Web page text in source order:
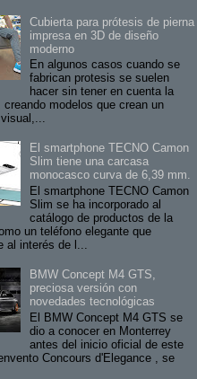
Cubierta para prótesis de pierna
impresa en 3D de diseño
moderno
En algunos casos cuando se
fabrican protesis se suelen
hacer sin tener en cuenta la
creando modelos que crean un
El smartphone TECNO Camon
Slim tiene una carcasa
monocasco curva de 6,39 mm.
El smartphone TECNO Camon
Slim se ha incorporado al
catálogo de productos de la
un teléfono elegante que
al interés de l...
BMW Concept M4 GTS,
preciosa versión con
novedades tecnológicas
El BMW Concept M4 GTS se
dio a conocer en Monterrey
antes del inicio oficial de este
Concours d'Elegance , se